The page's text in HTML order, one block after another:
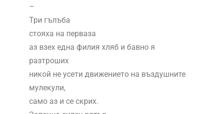
–
Три гълъба
стояха на перваза
аз взех една филия хляб и бавно я
разтроших
никой не усети движението на въздушните
мулекули,
само аз и се скрих.